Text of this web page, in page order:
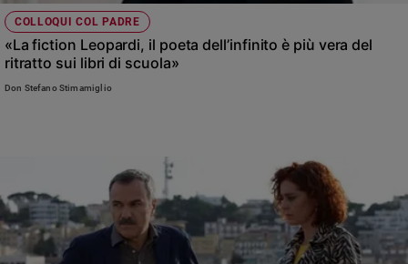
COLLOQUI COL PADRE
«La fiction Leopardi, il poeta dell’infinito è più vera del
ritratto sui libri di scuola»
Don Stefano Stimamiglio